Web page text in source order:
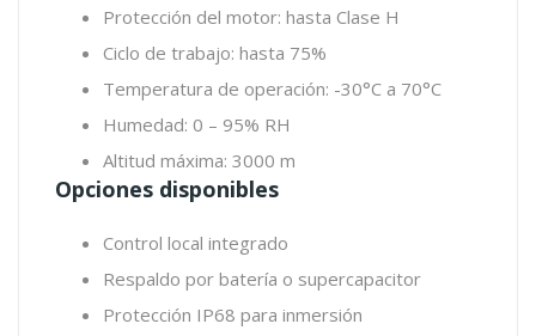
Protección del motor: hasta Clase H
Ciclo de trabajo: hasta 75%
Temperatura de operación: -30°C a 70°C
Humedad: 0 – 95% RH
Altitud máxima: 3000 m
Opciones disponibles
Control local integrado
Respaldo por batería o supercapacitor
Protección IP68 para inmersión